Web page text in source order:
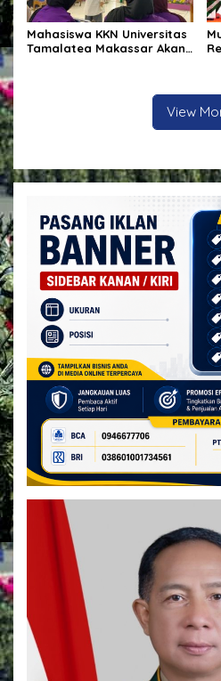
Mahasiswa KKN Universitas
Tamalatea Makassar Akan
Kecamatan Ujung Bulu Dan
View